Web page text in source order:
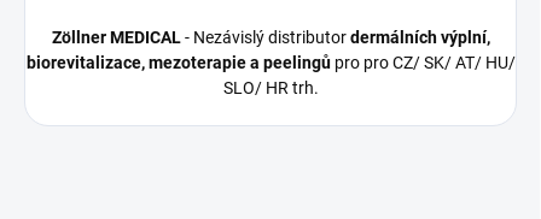
Zöllner MEDICAL- Nezávislý distributordermálních výplní,
biorevitalizace, mezoterapie a peelingůpro pro CZ/ SK/ AT/ HU/
SLO/ HR trh.